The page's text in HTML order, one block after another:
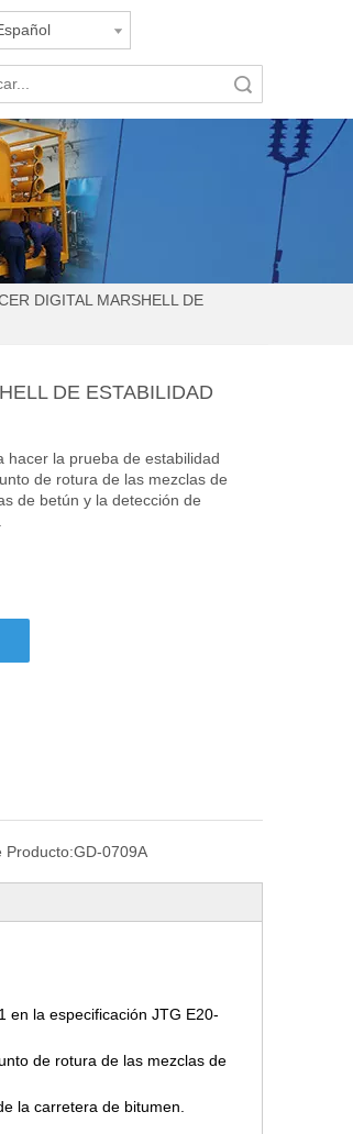
DIGITAL MARSHELL DE
DE ESTABILIDAD
hacer la prueba de estabilidad
de rotura de las mezclas de
de betún y la detección de
Producto:GD-0709A
en la especificación JTG E20-
de rotura de las mezclas de
la carretera de bitumen.